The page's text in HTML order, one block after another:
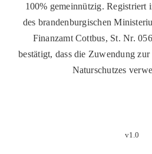
100% gemeinnützig. Registriert
des brandenburgischen
Finanzamt Cottbus, St. Nr.
bestätigt, dass die Zuwendung
Naturschutzes
v1.0